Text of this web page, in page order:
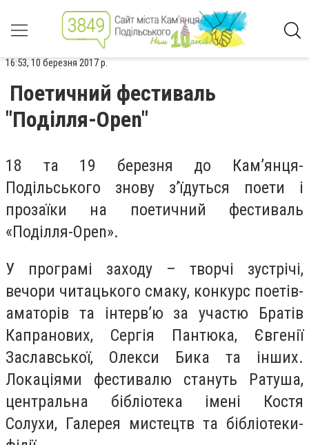
16:53, 10 березня 2017 р.
Поетичний фестиваль
"Поділля-Open"
18 та 19 березня до Кам’янця-
Подільського знову з’їдуться поети і
прозаїки на поетичний фестиваль
«Поділля-Open».
У програмі заходу – творчі зустрічі,
вечори читацького смаку, конкурс поетів-
аматорів та інтерв’ю за участю Братів
Капранових, Сергія Пантюка, Євгенії
Заславської, Олекси Бика та інших.
Локаціями фестивалю стануть Ратуша,
центральна бібліотека імені Костя
Солухи, Галерея мистецтв та бібліотеки-